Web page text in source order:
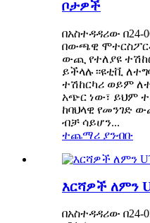
ቦታዎች
በአስተዳዳሪው በ24-
በውጫዊ
ውጪ የተለያዩ
ይችላሉ።ዩቲቪ
ተሽከርካሪ ወይም
አጭር ነው፣ ይህም
ከባህላዊ የመንገድ
ብቻ ሳይሆን...
ተጨማሪ ያንብቡ
እርሻዎች ለምን
በአስተዳዳሪው በ24-